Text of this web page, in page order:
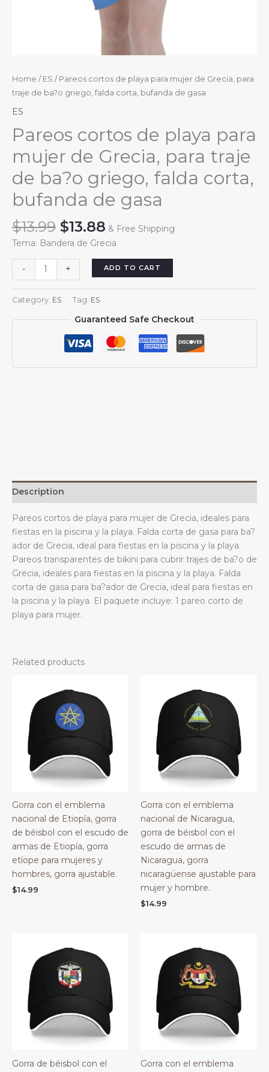
Home / ES / Pareos cortos de playa para mujer de Grecia, para
traje de ba?o griego, falda corta, bufanda de gasa
ES
Pareos cortos de playa para
mujer de Grecia, para traje
de ba?o griego, falda corta,
bufanda de gasa
$13.99 Original
price
$13.99.
$13.88 Current
price
$13.88.
& Free Shipping
Tema: Bandera de Grecia
-
cortos
de
playa
para
bufanda
gasa
quantity
+ ADD TO CART
Category: ES Tag: ES
Guaranteed Safe Checkout
Description
Pareos cortos de playa para mujer de Grecia, ideales para
fiestas en la piscina y la playa. Falda corta de gasa para ba?
ador de Grecia, ideal para fiestas en la piscina y la playa.
Pareos transparentes de bikini para cubrir trajes de ba?o de
Grecia, ideales para fiestas en la piscina y la playa. Falda
corta de gasa para ba?ador de Grecia, ideal para fiestas en
la piscina y la playa. El paquete incluye: 1 pareo corto de
playa para mujer.
Related products
Gorra con el emblema
nacional de Etiopía, gorra
de béisbol con el escudo de
armas de Etiopía, gorra
etíope para mujeres y
hombres, gorra ajustable.
$14.99
Gorra con el emblema
nacional de Nicaragua,
gorra de béisbol con el
escudo de armas de
Nicaragua, gorra
nicaragüense ajustable para
mujer y hombre.
$14.99
Gorra de béisbol con el
Gorra con el emblema